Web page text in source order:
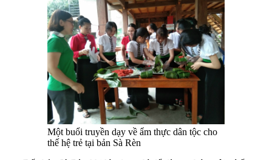
Một buổi truyền dạy về ẩm thực dân tộc cho
thế hệ trẻ tại bản Sà Rèn